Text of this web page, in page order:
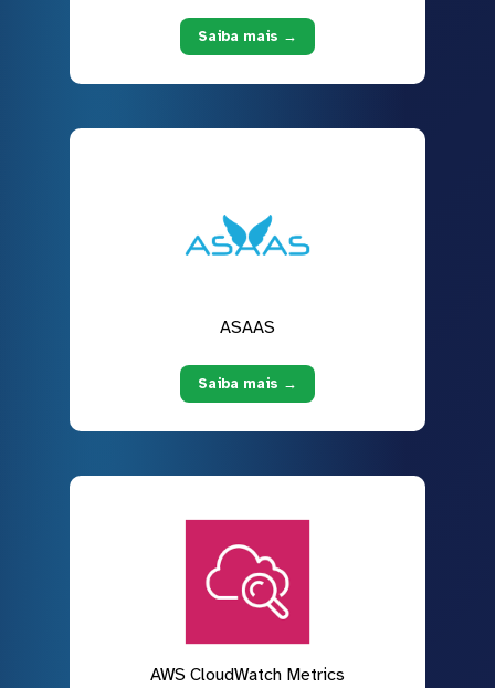
Saiba mais →
ASAAS
Saiba mais →
AWS CloudWatch Metrics